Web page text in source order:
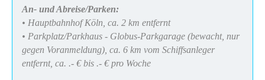
An- und Abreise/Parken:
• Hauptbahnhof Köln, ca. 2 km entfernt
• Parkplatz/Parkhaus - Globus-Parkgarage (bewacht, nur
gegen Voranmeldung), ca. 6 km vom Schiffsanleger
entfernt, ca. .- € bis .- € pro Woche